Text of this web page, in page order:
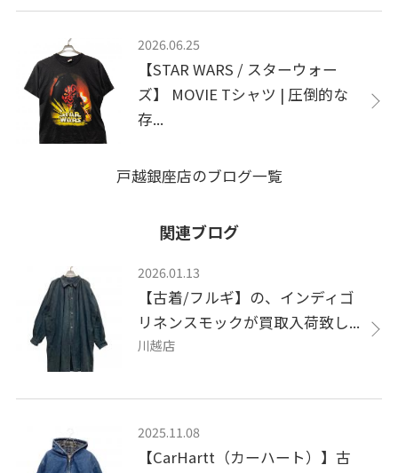
2026.06.25
【STAR WARS / スターウォー
ズ】 MOVIE Tシャツ | 圧倒的な
存...
戸越銀座店のブログ一覧
関連ブログ
2026.01.13
【古着/フルギ】の、インディゴ
リネンスモックが買取入荷致し...
川越店
2025.11.08
【CarHartt（カーハート）】古